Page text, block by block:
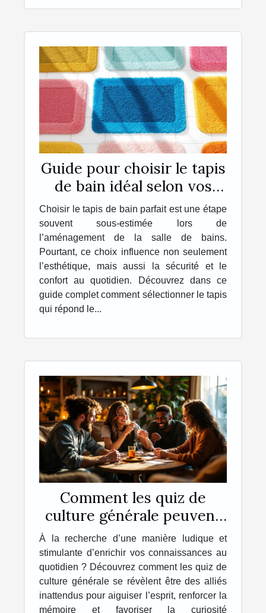
Guide pour choisir le tapis
de bain idéal selon vos
besoins
Choisir le tapis de bain parfait est une étape
souvent sous-estimée lors de
l’aménagement de la salle de bains.
Pourtant, ce choix influence non seulement
l’esthétique, mais aussi la sécurité et le
confort au quotidien. Découvrez dans ce
guide complet comment sélectionner le tapis
qui répond le...
Comment les quiz de
culture générale peuvent
enrichir votre quotidien ?
À la recherche d’une manière ludique et
stimulante d’enrichir vos connaissances au
quotidien ? Découvrez comment les quiz de
culture générale se révèlent être des alliés
inattendus pour aiguiser l’esprit, renforcer la
mémoire et favoriser la curiosité